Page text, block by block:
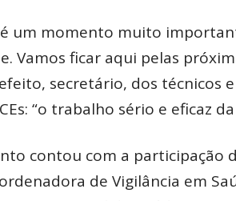
é um momento muito
Vamos ficar aqui pelas
secretário, dos técnicos
“o trabalho sério e eficaz
contou com a participação
de Vigilância em